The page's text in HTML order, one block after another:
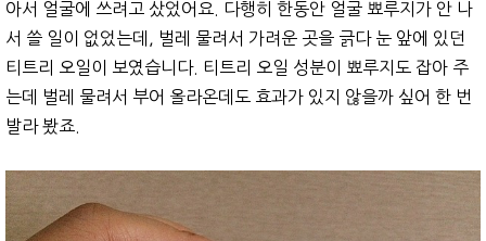
아서 얼굴에 쓰려고 샀었어요. 다행히 한동안 얼굴 뾰루지가 안 나
서 쓸 일이 없었는데, 벌레 물려서 가려운 곳을 긁다 눈 앞에 있던
티트리 오일이 보였습니다. 티트리 오일 성분이 뾰루지도 잡아 주
는데 벌레 물려서 부어 올라온데도 효과가 있지 않을까 싶어 한 번
발라 봤죠.